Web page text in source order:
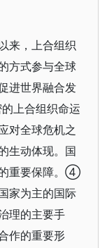
来，上合组织
方式参与全球
进世界融合发
上合组织命运
对全球危机之
生动体现。国
的重要保障。④
家为主的国际
理的主要手
作的重要形